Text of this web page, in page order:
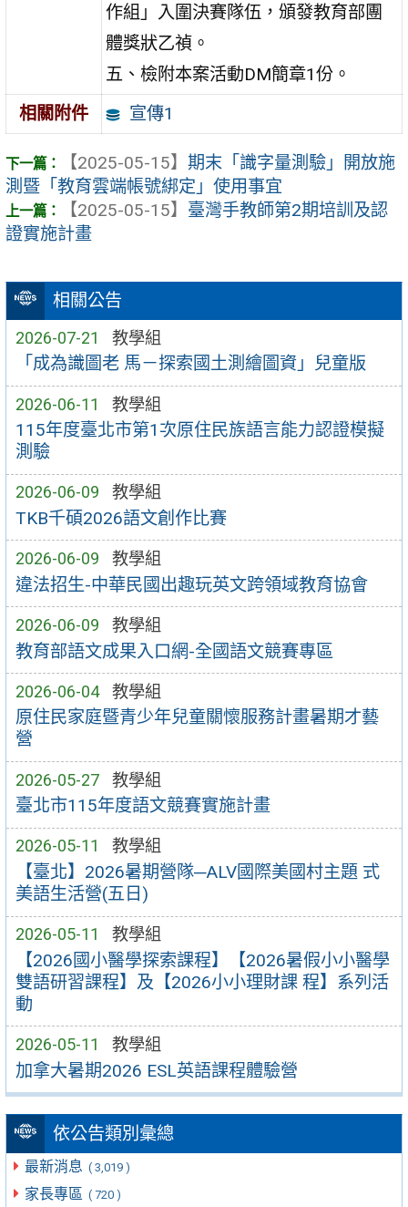
相關公告
2026-07-21 教學組
「成為識圖老 馬－探索國土測繪圖資」兒童版
2026-06-11 教學組
115年度臺北市第1次原住民族語言能力認證模擬
測驗
2026-06-09 教學組
TKB千碩2026語文創作比賽
2026-06-09 教學組
違法招生-中華民國出趣玩英文跨領域教育協會
2026-06-09 教學組
教育部語文成果入口網-全國語文競賽專區
2026-06-04 教學組
原住民家庭暨青少年兒童關懷服務計畫暑期才藝
營
2026-05-27 教學組
臺北市115年度語文競賽實施計畫
2026-05-11 教學組
【臺北】2026暑期營隊─ALV國際美國村主題 式
美語生活營(五日)
2026-05-11 教學組
【2026國小醫學探索課程】【2026暑假小小醫學
雙語研習課程】及【2026小小理財課 程】系列活
動
2026-05-11 教學組
加拿大暑期2026 ESL英語課程體驗營
依公告類別彙總
最新消息 ( 3,019 )
家長專區 ( 720 )
作組」入圍決賽隊伍，頒發教育部團
體獎狀乙禎。
五、檢附本案活動DM簡章1份。
相關附件
宣傳1
【2025-05-15】 期末「識字量測驗」開放施
測暨「教育雲端帳號綁定」使用事宜
【2025-05-15】 臺灣手教師第2期培訓及認
證實施計畫